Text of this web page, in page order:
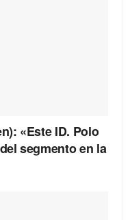
«Este ID. Polo
segmento en la